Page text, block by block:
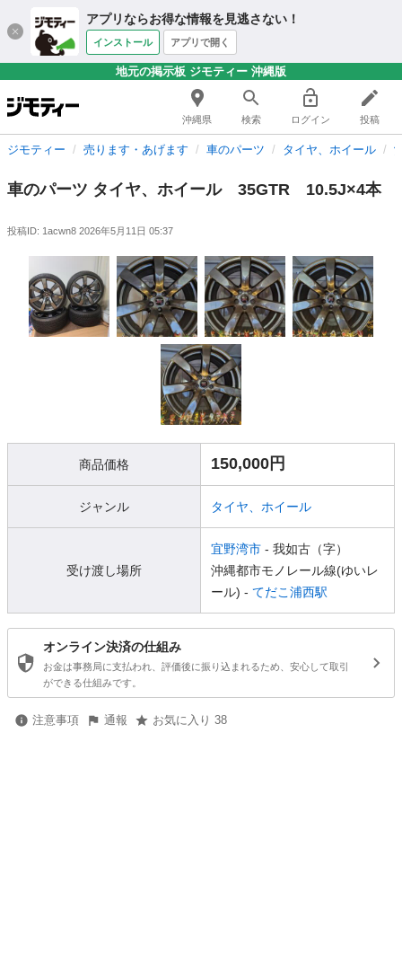
アプリならお得な情報を見逃さない！
インストール アプリで開く
地元の掲示板 ジモティー 沖縄版
沖縄県 検索 ログイン 投稿
ジモティー 売ります・あげます 車のパーツ タイヤ、ホイール
車のパーツ タイヤ、ホイール 35GTR 10.5J×4本
投稿ID: 1acwn8 2026年5月11日 05:37
商品価格 150,000円
ジャンル タイヤ、ホイール
受け渡し場所
宜野湾市 - 我如古（字）
沖縄都市モノレール線(ゆいレ
ール) - てだこ浦西駅
オンライン決済の仕組み
お金は事務局に支払われ、評価後に振り込まれるため、安心して取引
ができる仕組みです。
注意事項 通報 お気に入り 38